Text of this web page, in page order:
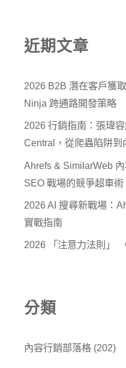
近期文章
2026 B2B 潛在客戶獲
Ninja 跨通路開發策略
2026 行銷指南：張瑋
Central，從爬蟲陷阱到
Ahrefs & SimilarWeb
SEO 戰場的競爭超車術
2026 AI 搜尋新戰場：
實戰指南
2026 「注意力法則」
分類
內容行銷部落格 (202)